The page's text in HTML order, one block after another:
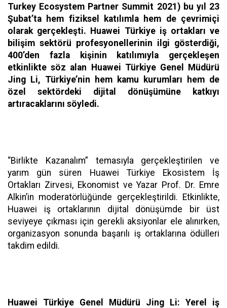
Turkey Ecosystem Partner Summit 2021) bu yıl 23
Şubat’ta hem fiziksel katılımla hem de çevrimiçi
olarak gerçekleşti. Huawei Türkiye iş ortakları ve
bilişim sektörü profesyonellerinin ilgi gösterdiği,
400’den fazla kişinin katılımıyla gerçekleşen
etkinlikte söz alan Huawei Türkiye Genel Müdürü
Jing Li, Türkiye’nin hem kamu kurumları hem de
özel sektördeki dijital dönüşümüne katkıyı
artıracaklarını söyledi.
“Birlikte Kazanalım” temasıyla gerçekleştirilen ve
yarım gün süren Huawei Türkiye Ekosistem İş
Ortakları Zirvesi, Ekonomist ve Yazar Prof. Dr. Emre
Alkin’in moderatörlüğünde gerçekleştirildi. Etkinlikte,
Huawei iş ortaklarının dijital dönüşümde bir üst
seviyeye çıkması için gerekli aksiyonlar ele alınırken,
organizasyon sonunda başarılı iş ortaklarına ödülleri
takdim edildi.
Huawei Türkiye Genel Müdürü Jing Li: Yerel iş